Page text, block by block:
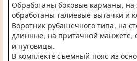
Обработаны боковые карманы, на
обработаны талиевые вытачки и
Воротник рубашечного типа, на
длинные, на притачной манжете,
и пуговицы.
В комплекте съемный пояс из